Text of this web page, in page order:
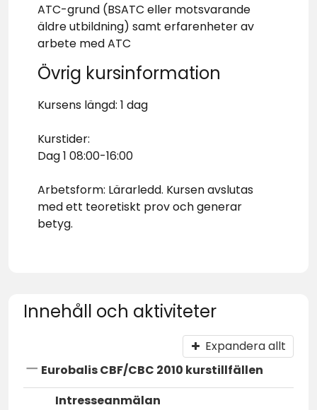
ATC-grund (BSATC eller motsvarande
äldre utbildning) samt erfarenheter av
arbete med ATC
Övrig kursinformation
Kursens längd: 1 dag
Kurstider:
Dag 1 08:00-16:00
Arbetsform: Lärarledd. Kursen avslutas
med ett teoretiskt prov och generar
betyg.
Innehåll och aktiviteter
Expandera allt
Eurobalis CBF/CBC 2010 kurstillfällen
Intresseanmälan